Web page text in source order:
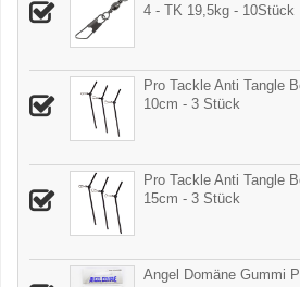
4 - TK 19,5kg - 10Stück
Pro Tackle Anti Tangle
10cm - 3 Stück
Pro Tackle Anti Tangle
15cm - 3 Stück
Angel Domäne Gummi